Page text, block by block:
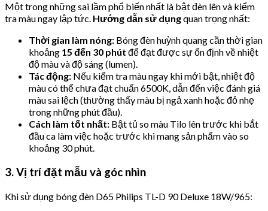
Một trong những sai lầm phổ biến nhất là bật đèn lên và kiểm
tra màu ngay lập tức. Hướng dẫn sử dụngquan trọng nhất:
Thời gian làm nóng: Bóng đèn huỳnh quang cần thời gian
khoảng 15 đến 30 phút để đạt được sự ổn định về nhiệt
độ màu và độ sáng (lumen).
Tác động: Nếu kiểm tra màu ngay khi mới bật, nhiệt độ
màu có thể chưa đạt chuẩn 6500K, dẫn đến việc đánh giá
màu sai lệch (thường thấy màu bị ngả xanh hoặc đỏ nhẹ
trong những phút đầu).
Cách làm tốt nhất: Bật tủ so màu Tilo lên trước khi bắt
đầu ca làm việc hoặc trước khi mang sản phẩm vào so
khoảng 30 phút.
3. Vị trí đặt mẫu và góc nhìn
Khi sử dụng bóng đèn D65 Philips TL-D 90 Deluxe 18W/965: